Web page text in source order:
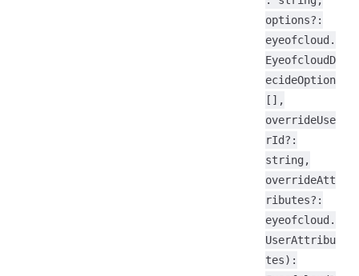
options?:
eyeofcloud.
EyeofcloudD
ecideOption
[],
overrideUse
rId?:
string,
overrideAtt
ributes?:
eyeofcloud.
UserAttribu
tes):